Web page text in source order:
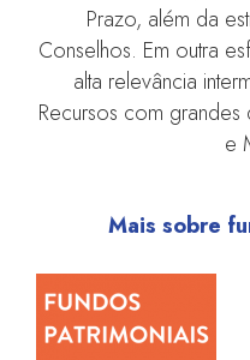
Prazo, além da
Conselhos. Em outra
alta relevância
Recursos com
e
Mais sobre